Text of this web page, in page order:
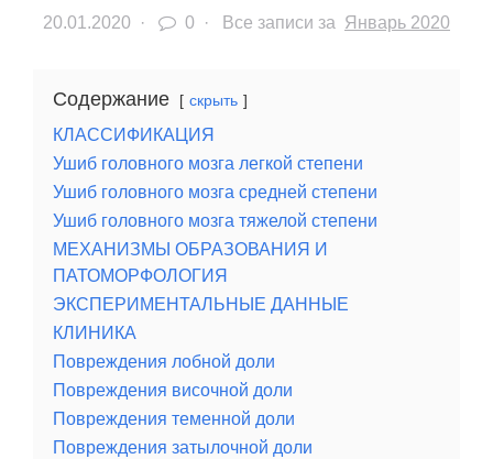
20.01.2020 · 0 · Все записи за Январь 2020
Содержание скрыть
КЛАССИФИКАЦИЯ
Ушиб головного мозга легкой степени
Ушиб головного мозга средней степени
Ушиб головного мозга тяжелой степени
МЕХАНИЗМЫ ОБРАЗОВАНИЯ И
ПАТОМОРФОЛОГИЯ
ЭКСПЕРИМЕНТАЛЬНЫЕ ДАННЫЕ
КЛИНИКА
Повреждения лобной доли
Повреждения височной доли
Повреждения теменной доли
Повреждения затылочной доли